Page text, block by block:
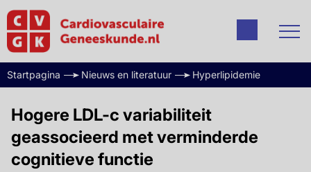
Startpagina Nieuws en literatuur Hyperlipidemie
Hogere LDL-c variabiliteit
geassocieerd met verminderde
cognitieve functie